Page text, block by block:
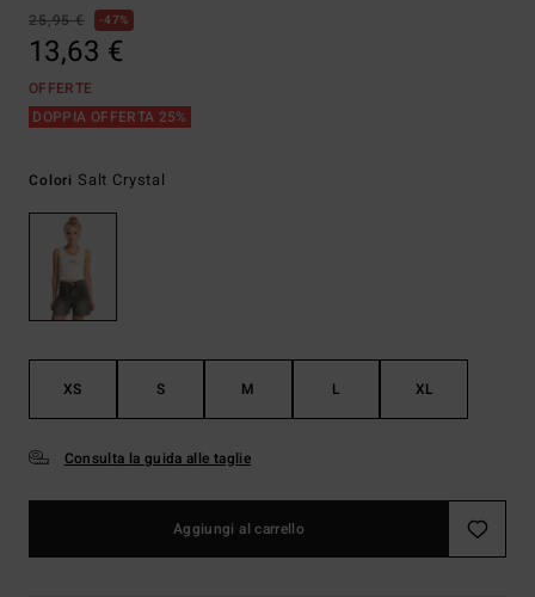
25,95 €
47%
13,63 €
OFFERTE
DOPPIA OFFERTA 25%
Colori Salt Crystal
XS S M L XL
Consulta la guida alle taglie
Aggiungi al carrello